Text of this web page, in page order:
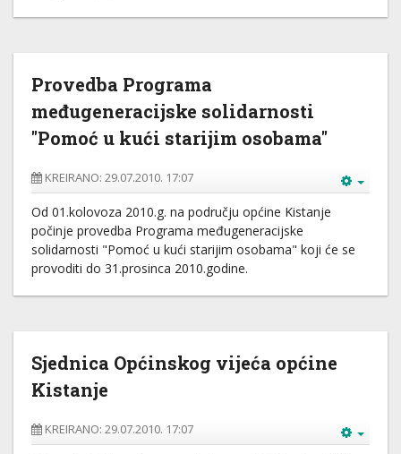
Provedba Programa
međugeneracijske solidarnosti
"Pomoć u kući starijim osobama"
KREIRANO: 29.07.2010. 17:07
Od 01.kolovoza 2010.g. na području općine Kistanje
počinje provedba Programa međugeneracijske
solidarnosti "Pomoć u kući starijim osobama" koji će se
provoditi do 31.prosinca 2010.godine.
Sjednica Općinskog vijeća općine
Kistanje
KREIRANO: 29.07.2010. 17:07